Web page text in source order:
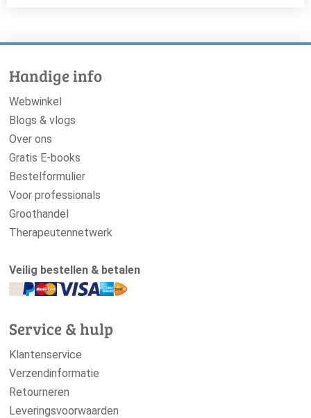
Handige info
Webwinkel
Blogs & vlogs
Over ons
Gratis E-books
Bestelformulier
Voor professionals
Groothandel
Therapeutennetwerk
Veilig bestellen & betalen
Service & hulp
Klantenservice
Verzendinformatie
Retourneren
Leveringsvoorwaarden